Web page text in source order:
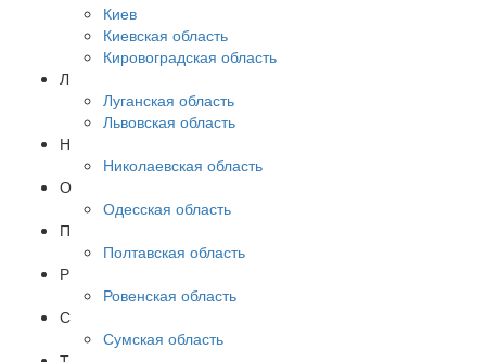
Киев
Киевская область
Кировоградская область
Л
Луганская область
Львовская область
Н
Николаевская область
О
Одесская область
П
Полтавская область
Р
Ровенская область
С
Сумская область